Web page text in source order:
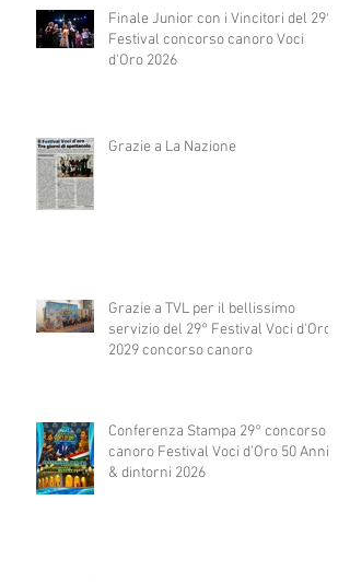
Finale Junior con i Vincitori del 29°
Festival concorso canoro Voci
d'Oro 2026
Grazie a La Nazione
Grazie a TVL per il bellissimo
servizio del 29° Festival Voci d'Oro
2029 concorso canoro
Conferenza Stampa 29° concorso
canoro Festival Voci d'Oro 50 Anni
& dintorni 2026